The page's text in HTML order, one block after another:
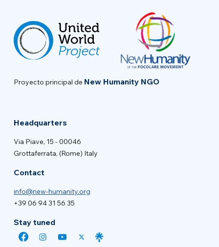
Proyecto principal de New Humanity NGO
Headquarters
Via Piave, 15 - 00046
Grottaferrata, (Rome) Italy
Contact
info@new-humanity.org
+39 06 94 31 56 35
Stay tuned